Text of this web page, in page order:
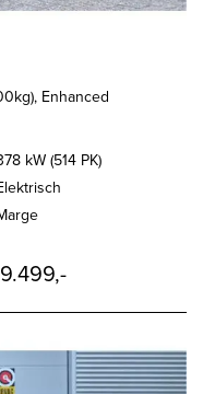
Enhanced
kW (514 PK)